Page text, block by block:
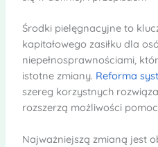
Środki pielęgnacyjne to
kapitałowego zasiłku dla
niepełnosprawnościami,
istotne zmiany. Reforma
szereg korzystnych
rozszerzą możliwości
Najważniejszą zmianą jest